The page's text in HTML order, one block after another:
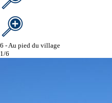
6 - Au pied du village
1/6